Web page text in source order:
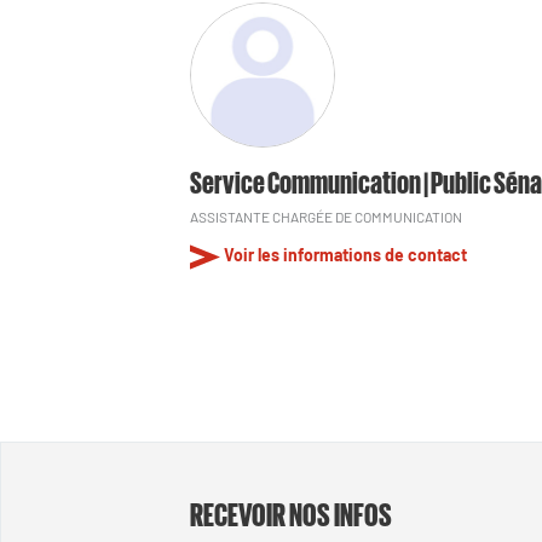
Service Communication | Public
ASSISTANTE CHARGÉE DE COMMUNICATION
Voir les informations de contact
RECEVOIR NOS INFOS